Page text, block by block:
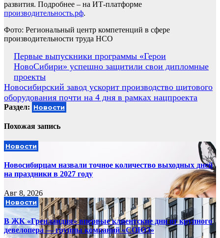
развития. Подробнее – на ИТ-платформе
производительность.рф.
Фото: Региональный центр компетенций в сфере
производительности труда НСО
Навигация
по
записям
Первые выпускники программы «Герои
НовоСибири» успешно защитили свои дипломные
проекты
Новосибирский завод ускорит производство щитового
оборудования почти на 4 дня в рамках нацпроекта
Раздел: Новости
Похожая запись
Новости
Новосибирцам назвали точное количество выходных дней
на праздники в 2027 году
Авг 8, 2026
Новости
В ЖК «Гренландия» впервые клиентские дни от крупного
девелопера — группы компаний «СОЮЗ»